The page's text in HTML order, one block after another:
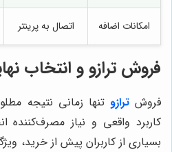
امکانات اضافه اتصال به پرینتر
فروش ترازو و انتخاب
فروش ترازو تنها زمانی نتیجه
کاربرد واقعی و نیاز
بسیاری از کاربران پیش از خرید،